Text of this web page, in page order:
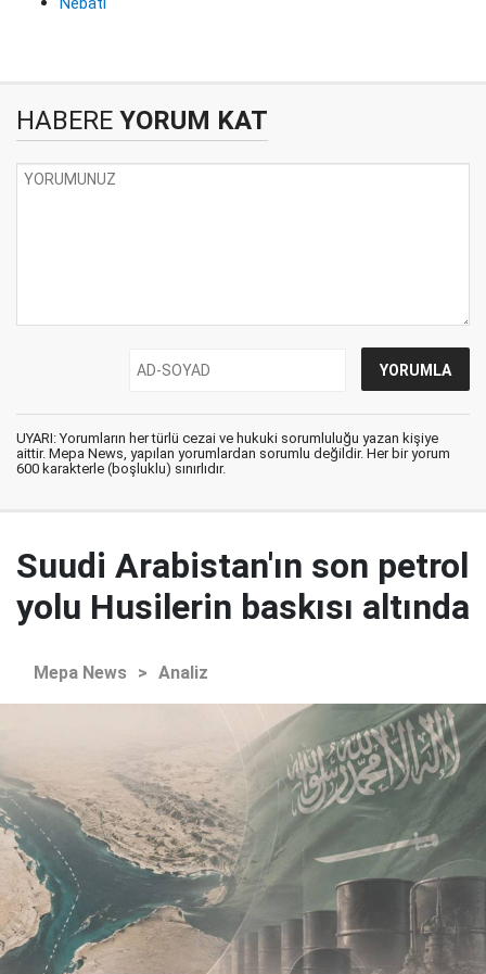
HABERE YORUM KAT
UYARI: Yorumların her türlü cezai ve hukuki sorumluluğu yazan kişiye
aittir. Mepa News, yapılan yorumlardan sorumlu değildir. Her bir yorum
600 karakterle (boşluklu) sınırlıdır.
Suudi Arabistan'ın son petrol
yolu Husilerin baskısı altında
Mepa News > Analiz